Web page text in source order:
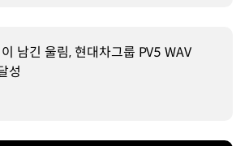
남긴 울림, 현대차그룹 PV5 WAV
성